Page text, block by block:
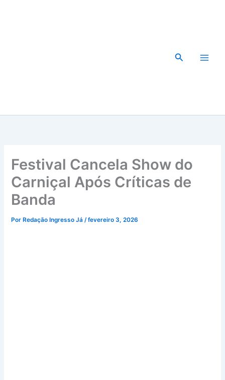
Pesquisar
Festival Cancela Show do
Carniçal Após Críticas de
Banda
Por Redação Ingresso Já/fevereiro 3, 2026